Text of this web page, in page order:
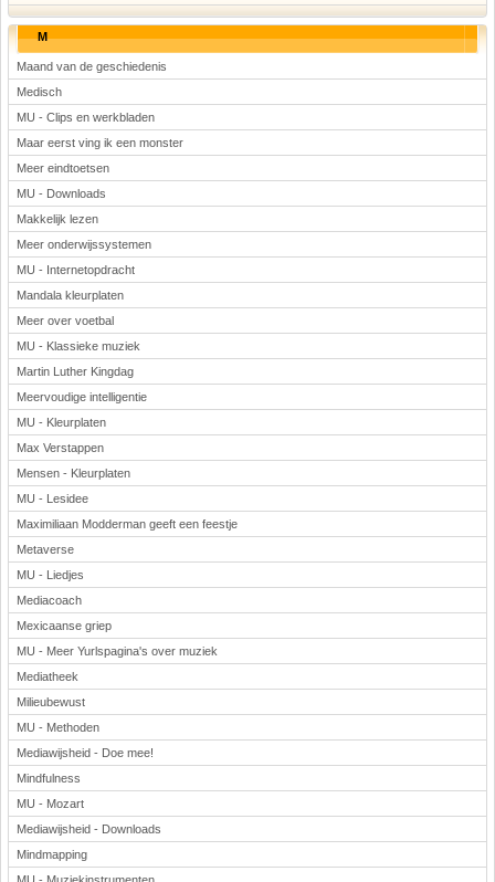
M
Maand van de geschiedenis
Medisch
MU - Clips en werkbladen
Maar eerst ving ik een monster
Meer eindtoetsen
MU - Downloads
Makkelijk lezen
Meer onderwijssystemen
MU - Internetopdracht
Mandala kleurplaten
Meer over voetbal
MU - Klassieke muziek
Martin Luther Kingdag
Meervoudige intelligentie
MU - Kleurplaten
Max Verstappen
Mensen - Kleurplaten
MU - Lesidee
Maximiliaan Modderman geeft een feestje
Metaverse
MU - Liedjes
Mediacoach
Mexicaanse griep
MU - Meer Yurlspagina's over muziek
Mediatheek
Milieubewust
MU - Methoden
Mediawijsheid - Doe mee!
Mindfulness
MU - Mozart
Mediawijsheid - Downloads
Mindmapping